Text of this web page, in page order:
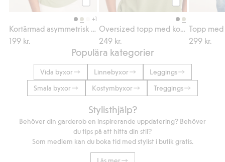
+1
199 kr.
Köp
249 kr.
Topp
299 kr.
Populära kategorier
Vida byxor Linnebyxor
Leggings
Smala byxor
Kostymbyxor Treggings
Stylisthjälp?
Behöver din garderob en inspirerande uppdatering? Behöver
du tips på att hitta din stil?
Som medlem kan du boka tid med stylist i butik gratis.
Läs mer